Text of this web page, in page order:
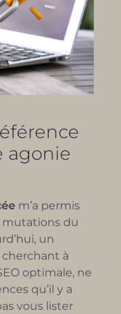
agonie
m’a permis
mutations du
un
à
optimale, ne
qu’il y a
vous lister